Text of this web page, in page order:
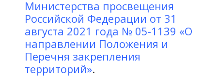
Министерства просвещения
Российской Федерации от 31
августа 2021 года № 05-1139 «О
направлении Положения и
Перечня закрепления
территорий».